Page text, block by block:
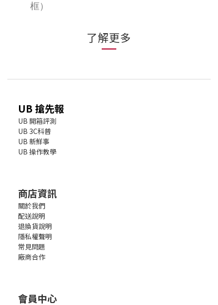
框）
了解更多
UB 搶先報
UB 開箱評測
UB 3C科普
UB 新鮮事
UB 操作教學
商店資訊
關於我們
配送說明
退換貨說明
隱私權聲明
常見問題
廠商合作
會員中心